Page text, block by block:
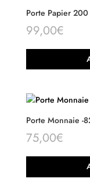
Porte Papier 200
99,00€
Porte Monnaie -
75,00€